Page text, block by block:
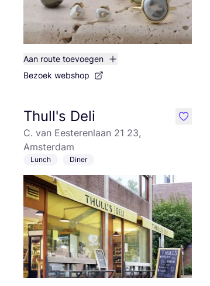
Aan route toevoegen
Bezoek webshop
Thull's Deli
C. van Eesterenlaan 21 23,
Amsterdam
Lunch Diner
like